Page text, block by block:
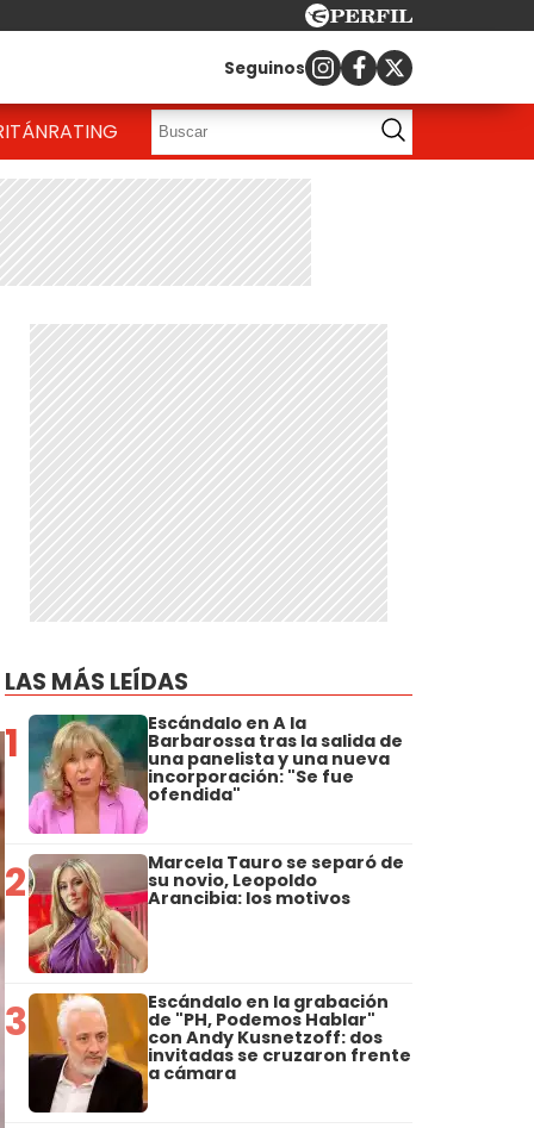
Seguinos
RATING
LAS MÁS LEÍDAS
1 Escándalo en A la
Barbarossa tras la salida de
una panelista y una nueva
incorporación: "Se fue
ofendida"
2 Marcela Tauro se separó de
su novio, Leopoldo
Arancibia: los motivos
3 Escándalo en la grabación
de "PH, Podemos Hablar"
con Andy Kusnetzoff: dos
invitadas se cruzaron frente
a cámara